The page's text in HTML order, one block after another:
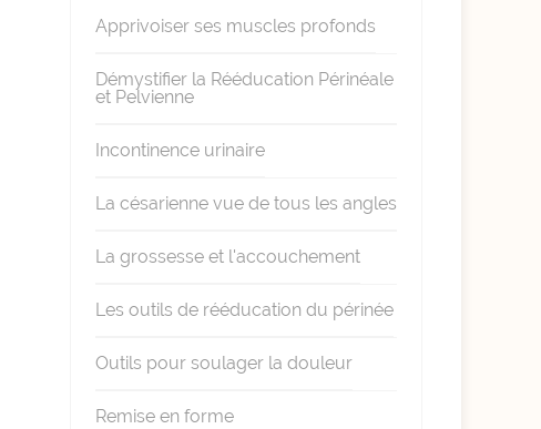
Apprivoiser ses muscles profonds
Démystifier la Rééducation Périnéale
et Pelvienne
Incontinence urinaire
La césarienne vue de tous les angles
La grossesse et l'accouchement
Les outils de rééducation du périnée
Outils pour soulager la douleur
Remise en forme